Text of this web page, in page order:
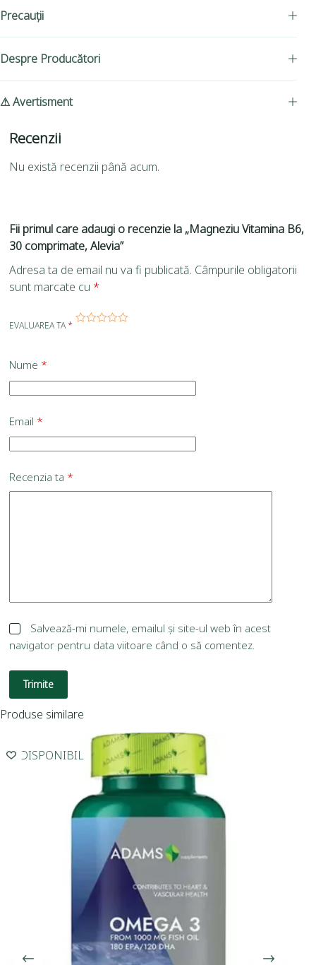
Precauții
Despre Producători
⚠ Avertisment
Recenzii
Nu există recenzii până acum.
Fii primul care adaugi o recenzie la „Magneziu Vitamina B6,
30 comprimate, Alevia”
Adresa ta de email nu va fi publicată. Câmpurile obligatorii
sunt marcate cu *
EVALUAREA TA*
Nume *
Email *
Recenzia ta *
Salvează-mi numele, emailul și site-ul web în acest
navigator pentru data viitoare când o să comentez.
Trimite
Produse similare
INDISPONIBIL